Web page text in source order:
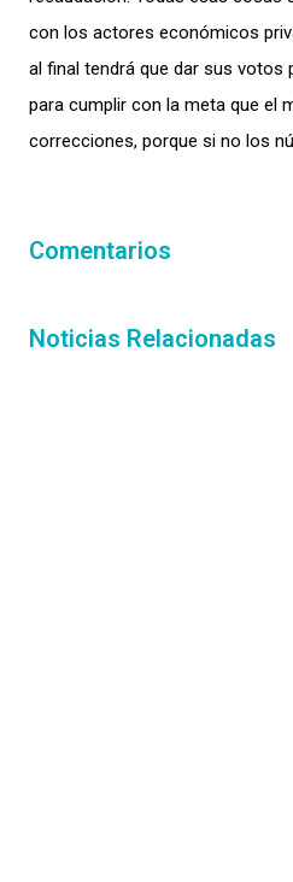
con los actores económicos
al final tendrá que dar sus votos
para cumplir con la meta que el
correcciones, porque si no los
Comentarios
Noticias Relacionadas